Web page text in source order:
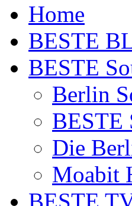
Home
BESTE
BESTE
Berlin
BESTE
Die
Moabit
BESTE